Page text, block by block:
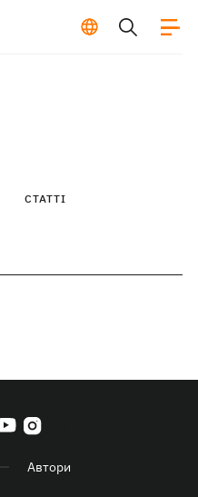
СТАТТІ
Автори